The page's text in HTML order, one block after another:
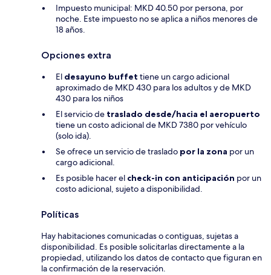
Impuesto municipal: MKD 40.50 por persona, por
noche. Este impuesto no se aplica a niños menores de
18 años.
Opciones extra
El desayuno buffet tiene un cargo adicional
aproximado de MKD 430 para los adultos y de MKD
430 para los niños
El servicio de traslado desde/hacia el aeropuerto
tiene un costo adicional de MKD 7380 por vehículo
(solo ida).
Se ofrece un servicio de traslado por la zona por un
cargo adicional.
Es posible hacer el check-in con anticipación por un
costo adicional, sujeto a disponibilidad.
Políticas
Hay habitaciones comunicadas o contiguas, sujetas a
disponibilidad. Es posible solicitarlas directamente a la
propiedad, utilizando los datos de contacto que figuran en
la confirmación de la reservación.